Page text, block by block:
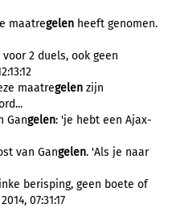
maatregelen heeft genomen.
2 duels, ook geen
maatregelen zijn
Gangelen: 'je hebt een Ajax-
van Gangelen. 'Als je naar
berisping, geen boete of
07:31:17